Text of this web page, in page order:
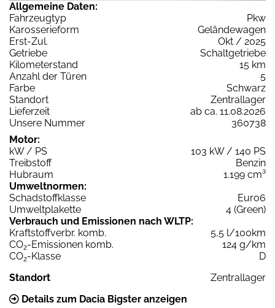
Allgemeine Daten:
Fahrzeugtyp
Pkw
Karosserieform
Geländewagen
Erst-Zul.
Okt / 2025
Getriebe
Schaltgetriebe
Kilometerstand
15 km
Anzahl der Türen
5
Farbe
Schwarz
Standort
Zentrallager
Lieferzeit
ab ca. 11.08.2026
Unsere Nummer
360738
Motor:
kW / PS
103 kW / 140 PS
Treibstoff
Benzin
Hubraum
1.199 cm³
Umweltnormen:
Schadstoffklasse
Euro6
Umweltplakette
4 (Green)
Verbrauch und Emissionen nach WLTP:
Kraftstoffverbr. komb.
5,5 l/100km
CO2-Emissionen komb.
124 g/km
CO2-Klasse
D
Standort
Zentrallager
Details zum Dacia Bigster anzeigen